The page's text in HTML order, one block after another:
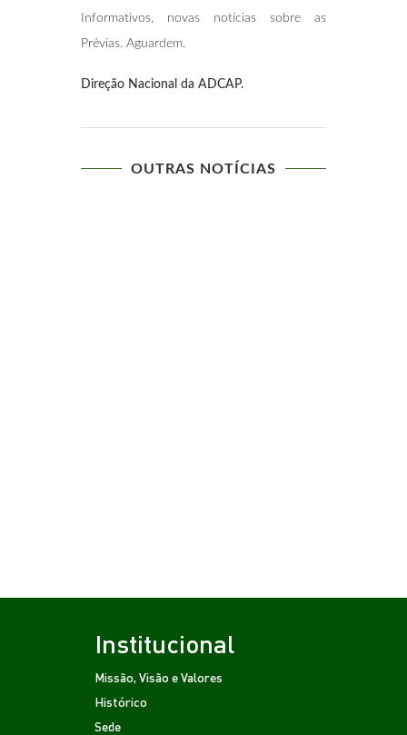
Informativos, novas notícias sobre as
Prévias. Aguardem.
Direção Nacional da ADCAP.
OUTRAS NOTÍCIAS
Institucional
Missão, Visão e Valores
Histórico
Sede